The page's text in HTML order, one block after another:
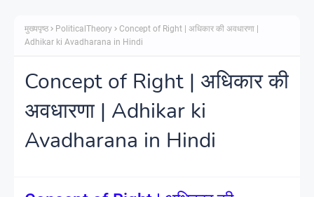
मुख्यपृष्ठ PoliticalTheory
Concept of Right | अधिकार की अवधारणा |
Adhikar ki Avadharana in Hindi
Concept of Right | अधिकार की
अवधारणा | Adhikar ki
Avadharana in Hindi